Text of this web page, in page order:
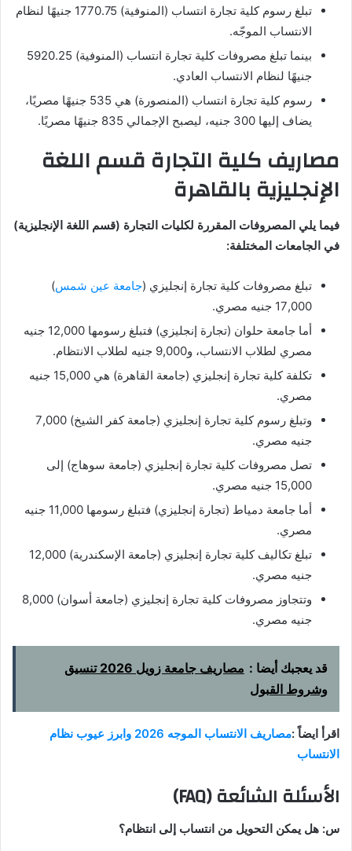
تبلغ رسوم كلية تجارة انتساب (المنوفية) 1770.75 جنيهًا لنظام
الانتساب الموجّه.
بينما تبلغ مصروفات كلية تجارة انتساب (المنوفية) 5920.25
جنيهًا لنظام الانتساب العادي.
رسوم كلية تجارة انتساب (المنصورة) هي 535 جنيهًا مصريًا،
يضاف إليها 300 جنيه، ليصبح الإجمالي 835 جنيهًا مصريًا.
مصاريف كلية التجارة قسم اللغة
الإنجليزية بالقاهرة
فيما يلي المصروفات المقررة لكليات التجارة (قسم اللغة الإنجليزية)
في الجامعات المختلفة:
تبلغ مصروفات كلية تجارة إنجليزي (جامعة عين شمس)
17,000 جنيه مصري.
أما جامعة حلوان (تجارة إنجليزي) فتبلغ رسومها 12,000 جنيه
مصري لطلاب الانتساب، و9,000 جنيه لطلاب الانتظام.
تكلفة كلية تجارة إنجليزي (جامعة القاهرة) هي 15,000 جنيه
مصري.
وتبلغ رسوم كلية تجارة إنجليزي (جامعة كفر الشيخ) 7,000
جنيه مصري.
تصل مصروفات كلية تجارة إنجليزي (جامعة سوهاج) إلى
15,000 جنيه مصري.
أما جامعة دمياط (تجارة إنجليزي) فتبلغ رسومها 11,000 جنيه
مصري.
تبلغ تكاليف كلية تجارة إنجليزي (جامعة الإسكندرية) 12,000
جنيه مصري.
وتتجاوز مصروفات كلية تجارة إنجليزي (جامعة أسوان) 8,000
جنيه مصري.
قد يعجبك أيضا :
مصاريف جامعة زويل 2026 تنسيق
وشروط القبول
اقرأ ايضاً :
مصاريف الانتساب الموجه 2026 وابرز عيوب نظام
الانتساب
الأسئلة الشائعة (FAQ)
س: هل يمكن التحويل من انتساب إلى انتظام؟